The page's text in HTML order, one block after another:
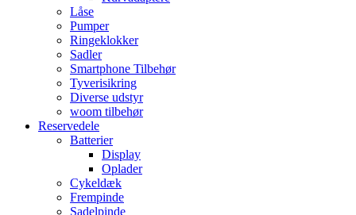
Låse
Pumper
Ringeklokker
Sadler
Smartphone Tilbehør
Tyverisikring
Diverse udstyr
woom tilbehør
Reservedele
Batterier
Display
Oplader
Cykeldæk
Frempinde
Sadelpinde